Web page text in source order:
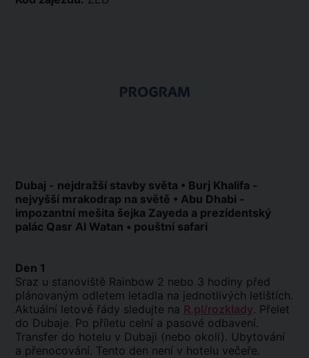
PROGRAM
Dubaj - nejdražší stavby světa • Burj Khalifa -
nejvyšší mrakodrap na světě • Abu Dhabi -
impozantní mešita šejka Zayeda a prezidentský
palác Qasr Al Watan • pouštní safari
Den 1
Sraz u stanoviště Rainbow 2 nebo 3 hodiny před
plánovaným odletem letadla na jednotlivých letištích.
Aktuální letové řády sledujte na R.pl/rozklady. Přelet
do Dubaje. Po příletu celní a pasové odbavení.
Transfer do hotelu v Dubaji (nebo okolí). Ubytování
a přenocování. Tento den není v hotelu večeře.